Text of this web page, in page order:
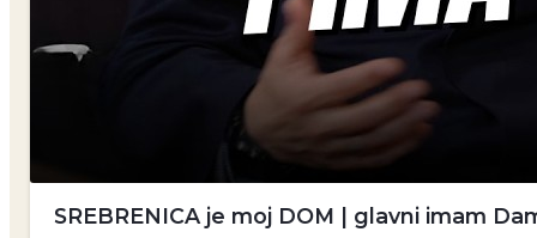
SREBRENICA je moj DOM | glavni imam